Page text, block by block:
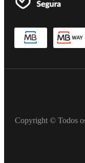
Copyright © Todos